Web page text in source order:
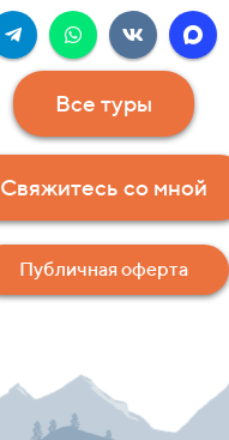
Все туры
Свяжитесь со мной
Публичная оферта